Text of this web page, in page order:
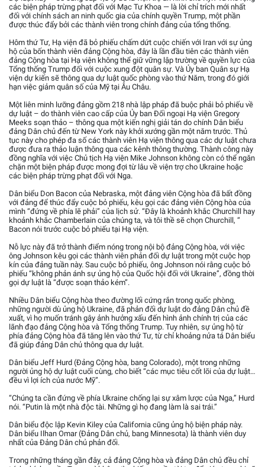
các biện pháp trừng phạt đối với Mạc Tư Khoa — là lời chỉ trích mới nhất
đối với chính sách an ninh quốc gia của chính quyền Trump, một phần
được thúc đẩy bởi các thành viên trong chính đảng của tổng thống.
Hôm thứ Tư, Hạ viện đã bỏ phiếu chấm dứt cuộc chiến với Iran với sự ủng
hộ của bốn thành viên đảng Cộng hòa, đây là lần đầu tiên các thành viên
đảng Cộng hòa tại Hạ viện không thể giữ vững lập trường về quyền lực của
Tổng thống Trump đối với cuộc xung đột quân sự. Và Ủy ban Quân sự Hạ
viện dự kiến sẽ thông qua dự luật quốc phòng vào thứ Năm, trong đó giới
hạn việc giảm quân số của Mỹ tại Âu Châu.
Một liên minh lưỡng đảng gồm 218 nhà lập pháp đã buộc phải bỏ phiếu về
dự luật – do thành viên cao cấp của Ủy ban Đối ngoại Hạ viện Gregory
Meeks soạn thảo – thông qua một kiến nghị giải tán do chính Dân biểu
đảng Dân chủ đến từ New York này khởi xướng gần một năm trước. Thủ
tục này cho phép đa số các thành viên Hạ viện thông qua các dự luật chưa
được đưa ra thảo luận thông qua các kênh thông thường. Thành công này
đồng nghĩa với việc Chủ tịch Hạ viện Mike Johnson không còn có thể ngăn
chặn một biện pháp được mong đợi từ lâu về viện trợ cho Ukraine hoặc
các biện pháp trừng phạt đối với Nga.
Dân biểu Don Bacon của Nebraska, một đảng viên Cộng hòa đã bất đồng
với đảng để thúc đẩy cuộc bỏ phiếu, kêu gọi các đảng viên Cộng hòa của
mình “đứng về phía lẽ phải” của lịch sử. “Đây là khoảnh khắc Churchill hay
khoảnh khắc Chamberlain của chúng ta, và tôi thề sẽ chọn Churchill, “
Bacon nói trước cuộc bỏ phiếu tại Hạ viện.
Nỗ lực này đã trở thành điểm nóng trong nội bộ đảng Cộng hòa, với việc
ông Johnson kêu gọi các thành viên phản đối dự luật trong một cuộc họp
kín của đảng tuần này. Sau cuộc bỏ phiếu, ông Johnson nói rằng cuộc bỏ
phiếu “không phản ánh sự ủng hộ của Quốc hội đối với Ukraine”, đồng thời
gọi dự luật là “được soạn thảo kém”.
Nhiều Dân biểu Cộng hòa theo đường lối cứng rắn trong quốc phòng,
những người dù ủng hộ Ukraine, đã phản đối dự luật do đảng Dân chủ đề
xuất, vì họ muốn tránh gây ảnh hưởng xấu đến hình ảnh chính trị của các
lãnh đạo đảng Cộng hòa và Tổng thống Trump. Tuy nhiên, sự ủng hộ từ
phía đảng Cộng hòa đã tăng lên vào thứ Tư, từ chỉ khoảng nửa tá Dân biểu
đã giúp đảng Dân chủ thông qua dự luật.
Dân biểu Jeff Hurd (Đảng Cộng hòa, bang Colorado), một trong những
người ủng hộ dự luật cuối cùng, cho biết “các mục tiêu cốt lõi của dự luật…
đều vì lợi ích của nước Mỹ”.
“Chúng ta cần đứng về phía Ukraine chống lại sự xâm lược của Nga,” Hurd
nói. “Putin là một nhà độc tài. Những gì họ đang làm là sai trái.”
Dân biểu độc lập Kevin Kiley của California cũng ủng hộ biện pháp này.
Dân biểu Ilhan Omar (Đảng Dân chủ, bang Minnesota) là thành viên duy
nhất của Đảng Dân chủ phản đối.
Trong những tháng gần đây, cả đảng Cộng hòa và đảng Dân chủ đều chỉ